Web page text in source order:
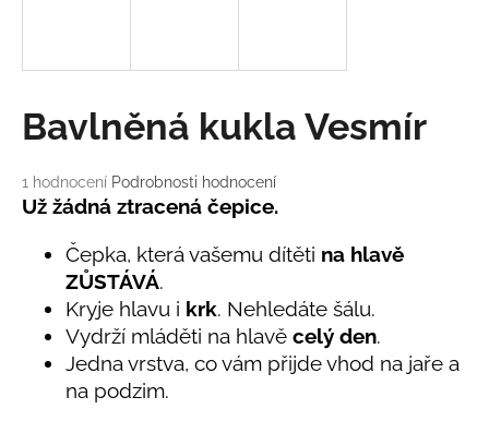
Průměrné
hodnocení
hvězdiček.
1 hodnocení Podrobnosti hodnocení
Bavlněná kukla Vesmír
Už žádná ztracená čepice.
Čepka, která vašemu dítěti na hlavě
ZŮSTÁVÁ.
Kryje hlavu i krk. Nehledáte šálu.
Vydrží mláděti na hlavě celý den.
Jedna vrstva, co vám přijde vhod na jaře a
na podzim.
D
o
o
r